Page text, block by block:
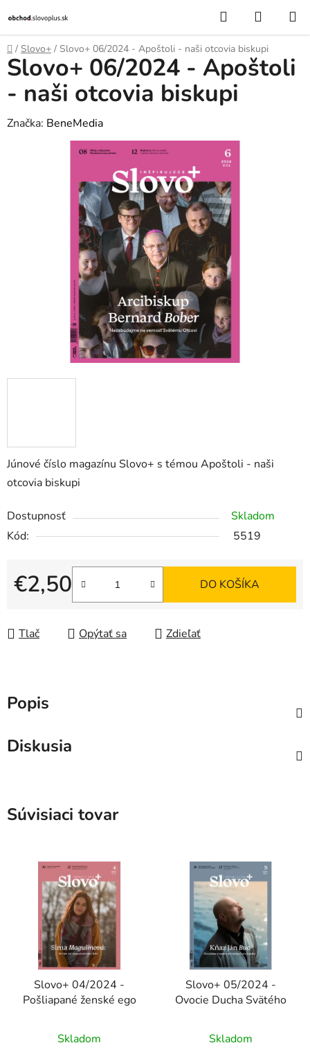
na
obsah
Hľadať
KOŠÍK
Domov
/ Slovo+ / Slovo+ 06/2024 - Apoštoli - naši otcovia biskupi
Júnové číslo magazínu Slovo+ s témou Apoštoli - naši
otcovia biskupi
Dostupnosť
Skladom
Kód:
5519
€2,50
Jednotková cena:
DO KOŠÍKA
Tlač Opýtať sa Zdieľať
Slovo+ 06/2024 - Apoštoli
- naši otcovia biskupi
Značka: BeneMedia
Popis
Diskusia
Súvisiaci tovar
Slovo+ 04/2024 -
Pošliapané ženské ego
Skladom
Slovo+ 05/2024 -
Ovocie Ducha Svätého
Skladom